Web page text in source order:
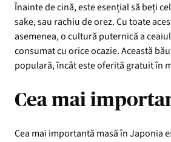
Înainte de cină, este esențial să beți
sake, sau rachiu de orez. Cu toate
asemenea, o cultură puternică a
consumat cu orice ocazie. Această
populară, încât este oferită gratuit în
Cea mai
Cea mai importantă masă în Japonia